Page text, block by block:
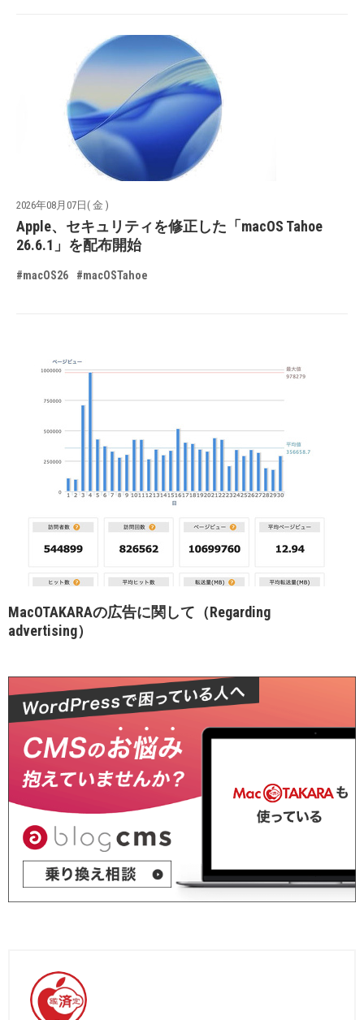
2026年08月07日( 金 )
Apple、セキュリティを修正した「macOS Tahoe
26.6.1」を配布開始
#macOS26 #macOSTahoe
MacOTAKARAの広告に関して（Regarding
advertising）